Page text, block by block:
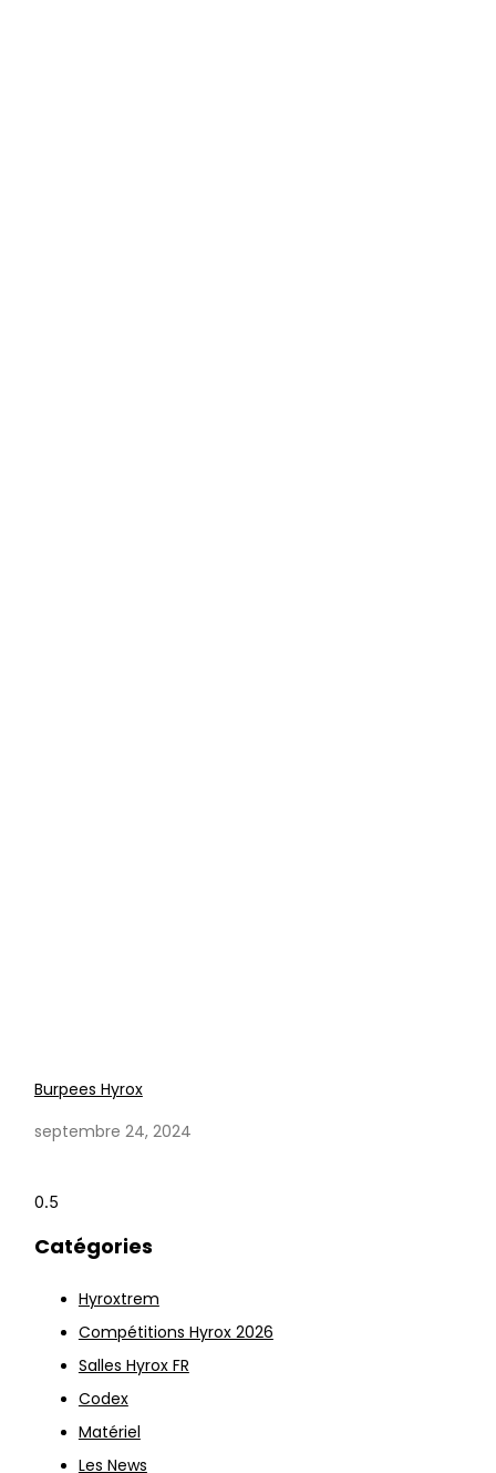
Burpees Hyrox
septembre 24, 2024
Catégories
Hyroxtrem
Compétitions Hyrox 2026
Salles Hyrox FR
Codex
Matériel
Les News